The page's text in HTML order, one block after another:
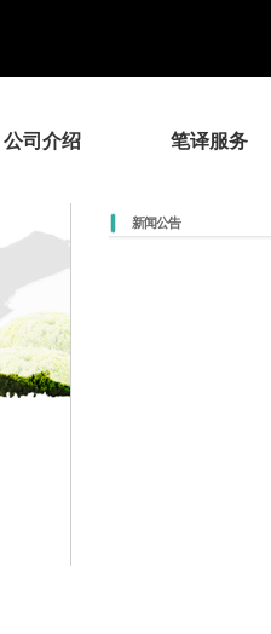
公司介绍 笔译服务
新闻公告